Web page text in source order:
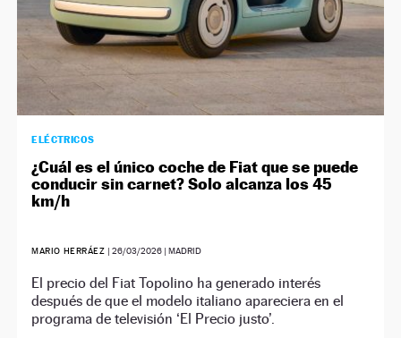
ELÉCTRICOS
¿Cuál es el único coche de Fiat que se puede
conducir sin carnet? Solo alcanza los 45
km/h
MARIO HERRÁEZ |26/03/2026 | MADRID
El precio del Fiat Topolino ha generado interés
después de que el modelo italiano apareciera en el
programa de televisión ‘El Precio justo’.